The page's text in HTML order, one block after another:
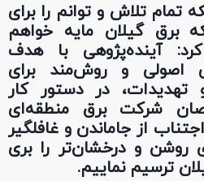
تمام تلاش و توانم را برای
برق گیلان مایه خواهم
آینده‌پژوهی با هدف
اصولی و روش‌مند برای
در دستور کار
شرکت برق منطقه‌ای
از جا‌ماندن و غافلگیر
روشن و درخشان‌تر را بری
ترسیم نماییم.